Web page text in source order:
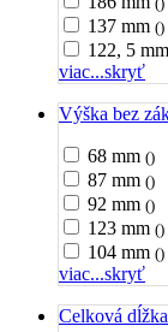
137 mm ()
122, 5 mm
viac...skryť
Výška bez
68 mm ()
87 mm ()
92 mm ()
123 mm ()
104 mm ()
viac...skryť
Celková